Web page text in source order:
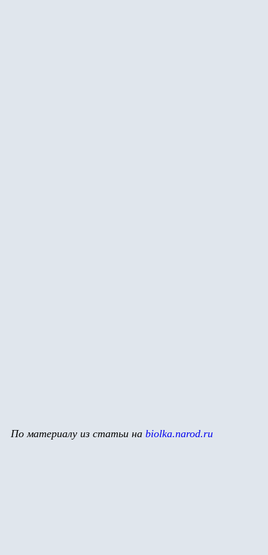
По материалу из статьи на biolka.narod.ru